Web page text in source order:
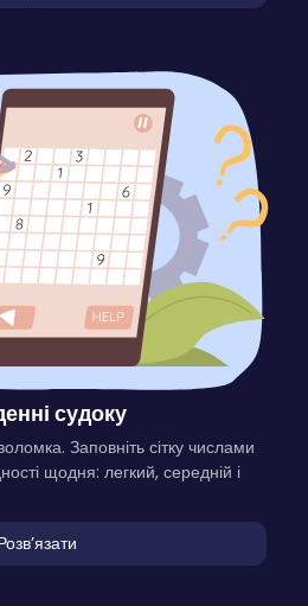
судоку
Заповніть сітку числами
щодня: легкий, середній і